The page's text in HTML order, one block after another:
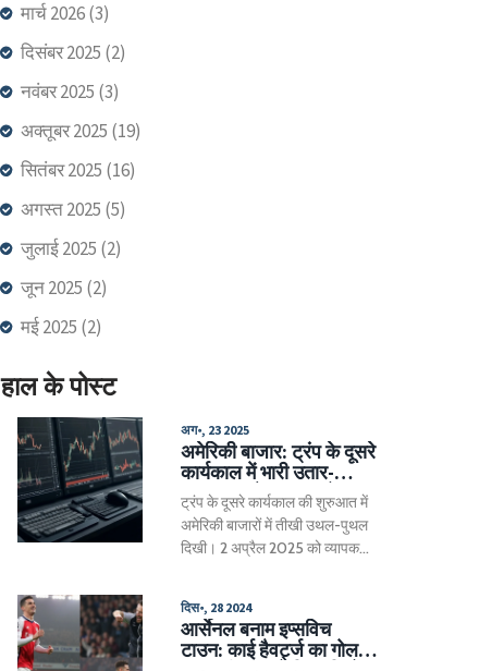
मार्च 2026(3)
दिसंबर 2025 (2)
नवंबर 2025 (3)
अक्तूबर 2025 (19)
सितंबर 2025 (16)
अगस्त 2025 (5)
जुलाई 2025 (2)
जून 2025 (2)
मई 2025 (2)
हाल के पोस्ट
अग॰, 23 2025
अमेरिकी बाजार: ट्रंप के दूसरे
कार्यकाल में भारी उतार-
चढ़ाव, अप्रैल 2025 के
क्रैश के बाद रिकॉर्ड ऊंचाइयां
ट्रंप के दूसरे कार्यकाल की शुरुआत में
अमेरिकी बाजारों में तीखी उथल-पुथल
दिखी। 2 अप्रैल 2025 को व्यापक
करीब 7 ट्रिलियन डॉलर की वैल्यू उड़
गई। 9 अप्रैल को टैरिफ रोकने के
संकेत के बाद जोरदार रैली आई और
दिस॰, 28 2024
आर्सेनल बनाम इप्सविच
टाउन: काई हैवर्ट्ज का गोल